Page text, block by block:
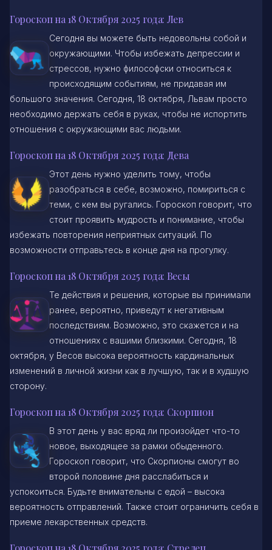
Гороскоп на 18 Октября 2025 года: Лев
Сегодня вы можете быть недовольны собой и
окружающими. Чтобы избежать депрессии и
стрессов, нужно философски относиться к
происходящим событиям, не придавая им
большого значения. Сегодня, 18 октября, Львам просто
необходимо держать себя в руках, чтобы не испортить
отношения с окружающими вас людьми.
Гороскоп на 18 Октября 2025 года: Дева
Этот день нужно уделить тому, чтобы
разобраться в себе, возможно, помириться с
теми, с кем вы ругались. Гороскоп говорит, что
стоит проявить мудрость и понимание, чтобы
избежать повторения неприятных ситуаций. По
возможности отправьтесь в конце дня на прогулку.
Гороскоп на 18 Октября 2025 года: Весы
Те действия и решения, которые вы принимали
ранее, вероятно, приведут к негативным
последствиям. Возможно, это скажется и на
отношениях с вашими близкими. Сегодня, 18
октября, у Весов высока вероятность кардинальных
изменений в личной жизни как в лучшую, так и в худшую
сторону.
Гороскоп на 18 Октября 2025 года: Скорпион
В этот день у вас вряд ли произойдет что-то
новое, выходящее за рамки обыденного.
Гороскоп говорит, что Скорпионы смогут во
второй половине дня расслабиться и
успокоиться. Будьте внимательны с едой – высока
вероятность отправлений. Также стоит ограничить себя в
приеме лекарственных средств.